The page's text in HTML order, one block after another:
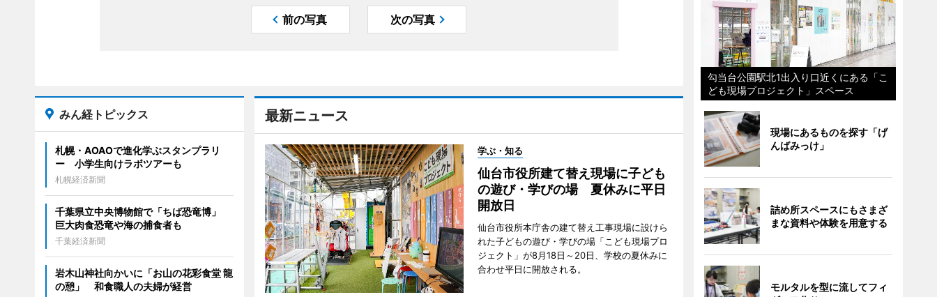
前の写真 次の写真
最新ニュース
学ぶ・知る
仙台市役所建て替え現場に子ども
の遊び・学びの場 夏休みに平日
開放日
仙台市役所本庁舎の建て替え工事現場に設けら
れた子どもの遊び・学びの場「こども現場プロ
ジェクト」が8月18日～20日、学校の夏休みに
合わせ平日に開放される。
みん経トピックス
札幌・AOAOで進化学ぶスタンプラリ
ー 小学生向けラボツアーも
札幌経済新聞
千葉県立中央博物館で「ちば恐竜博」
巨大肉食恐竜や海の捕食者も
千葉経済新聞
岩木山神社向かいに「お山の花彩食堂 龍
の憩」 和食職人の夫婦が経営
勾当台公園駅北1出入り口近くにある「こ
ども現場プロジェクト」スペース
現場にあるものを探す「げ
んばみっけ」
詰め所スペースにもさまざ
まな資料や体験を用意する
モルタルを型に流してフィ